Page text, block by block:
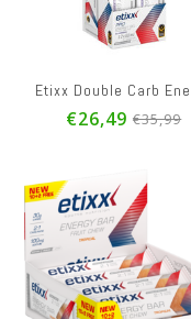
€21,71
€31,99
€26,49 €35,99